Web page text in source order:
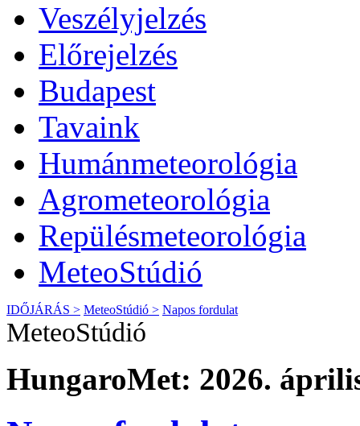
Veszélyjelzés
Előrejelzés
Budapest
Tavaink
Humánmeteorológia
Agrometeorológia
Repülésmeteorológia
MeteoStúdió
IDŐJÁRÁS > MeteoStúdió > Napos fordulat
MeteoStúdió
HungaroMet: 2026.